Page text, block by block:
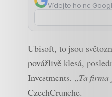
Vídejte ho na
Ubisoft, to jsou
povážlivě klesá,
Investments. „Ta firma
CzechCrunche.